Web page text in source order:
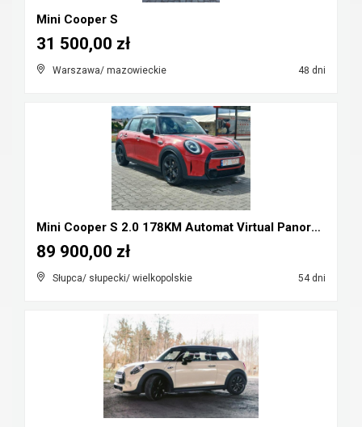
Mini Cooper S
Warszawa/ mazowieckie 48 dni
31 500,00 zł
Mini Cooper S 2.0 178KM Automat Virtual Panorama F...
Słupca/ słupecki/ wielkopolskie 54 dni
89 900,00 zł